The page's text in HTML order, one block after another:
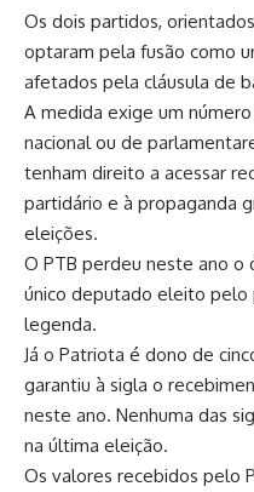
Os dois partidos,
optaram pela fusão como
afetados pela cláusula de
A medida exige um
nacional ou de
tenham direito a acessar
partidário e à propaganda
eleições.
O PTB perdeu neste ano
único deputado eleito
legenda.
Já o Patriota é dono de
garantiu à sigla o
neste ano. Nenhuma das
na última eleição.
Os valores recebidos pelo